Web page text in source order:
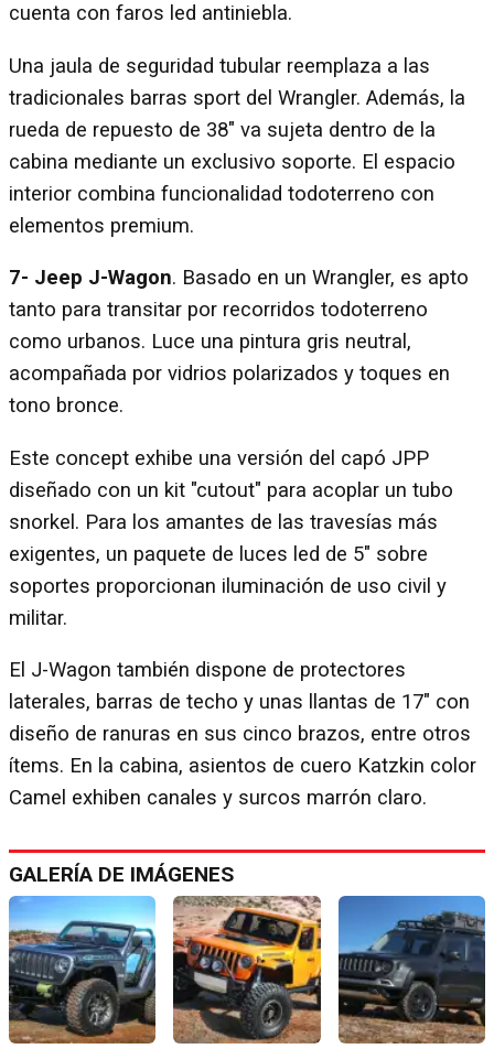
cuenta con faros led antiniebla.
Una jaula de seguridad tubular reemplaza a las
tradicionales barras sport del Wrangler. Además, la
rueda de repuesto de 38" va sujeta dentro de la
cabina mediante un exclusivo soporte. El espacio
interior combina funcionalidad todoterreno con
elementos premium.
7- Jeep J-Wagon. Basado en un Wrangler, es apto
tanto para transitar por recorridos todoterreno
como urbanos. Luce una pintura gris neutral,
acompañada por vidrios polarizados y toques en
tono bronce.
Este concept exhibe una versión del capó JPP
diseñado con un kit "cutout" para acoplar un tubo
snorkel. Para los amantes de las travesías más
exigentes, un paquete de luces led de 5" sobre
soportes proporcionan iluminación de uso civil y
militar.
El J-Wagon también dispone de protectores
laterales, barras de techo y unas llantas de 17" con
diseño de ranuras en sus cinco brazos, entre otros
ítems. En la cabina, asientos de cuero Katzkin color
Camel exhiben canales y surcos marrón claro.
GALERÍA DE IMÁGENES